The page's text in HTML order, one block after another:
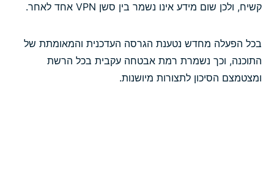
אילו תכונות הופכות VPN לאמין?
קשיח, ולכן שום מידע אינו נשמר בין סשן VPN אחד לאחר.
בכל הפעלה מחדש נטענת הגרסה העדכנית והמאומתת של
התוכנה, וכך נשמרת רמת אבטחה עקבית בכל הרשת
ומצטמצם הסיכון לתצורות מיושנות.